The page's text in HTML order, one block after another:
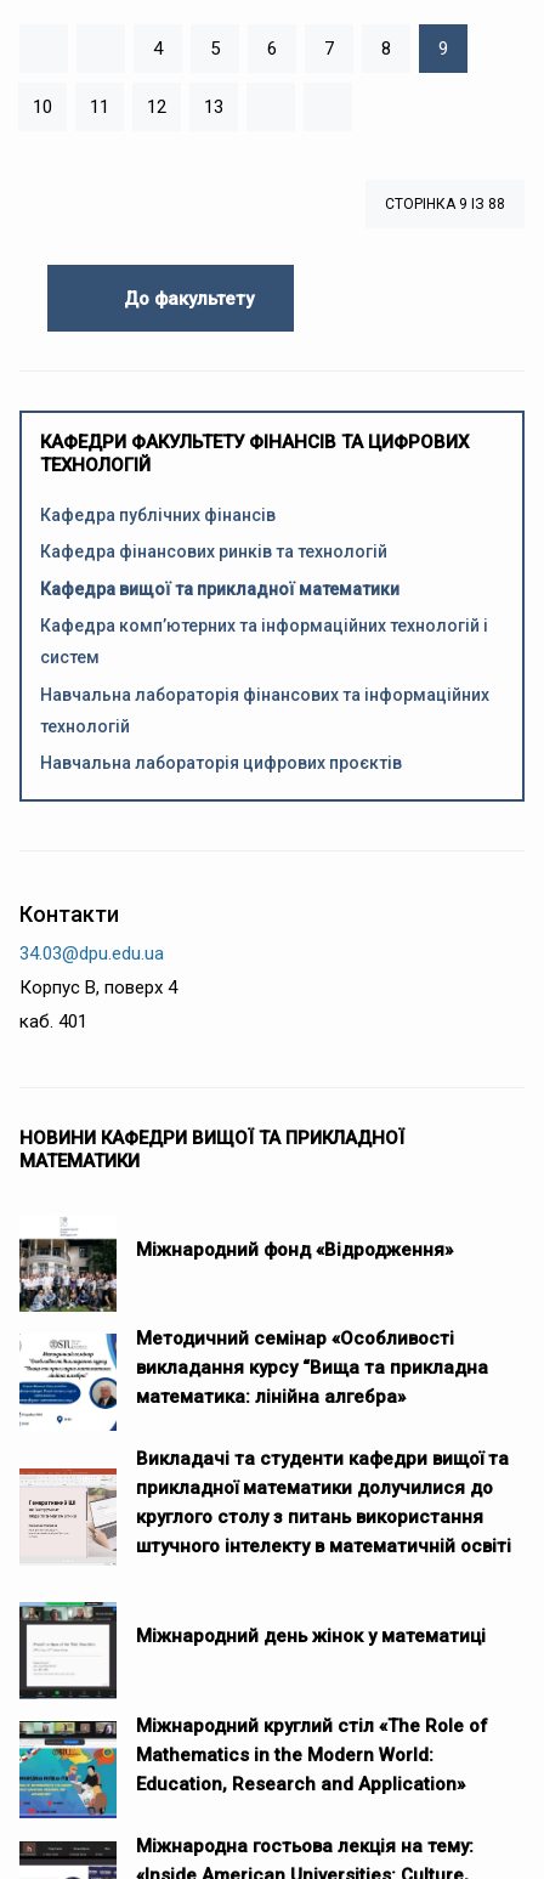
4 5 6 7 8 9
10 11 12 13
СТОРІНКА 9 ІЗ 88
До факультету
КАФЕДРИ ФАКУЛЬТЕТУ ФІНАНСІВ ТА ЦИФРОВИХ
ТЕХНОЛОГІЙ
Кафедра публічних фінансів
Кафедра фінансових ринків та технологій
Кафедра вищої та прикладної математики
Кафедра комп’ютерних та інформаційних технологій і
систем
Навчальна лабораторія фінансових та інформаційних
технологій
Навчальна лабораторія цифрових проєктів
Контакти
34.03@dpu.edu.ua
Корпус В, поверх 4
каб. 401
НОВИНИ КАФЕДРИ ВИЩОЇ ТА ПРИКЛАДНОЇ
МАТЕМАТИКИ
Міжнародний фонд «Відродження»
Методичний семінар «Особливості
викладання курсу “Вища та прикладна
математика: лінійна алгебра»
Викладачі та студенти кафедри вищої та
прикладної математики долучилися до
круглого столу з питань використання
штучного інтелекту в математичній освіті
Міжнародний день жінок у математиці
Міжнародний круглий стіл «The Role of
Mathematics in the Modern World:
Education, Research and Application»
Міжнародна гостьова лекція на тему: